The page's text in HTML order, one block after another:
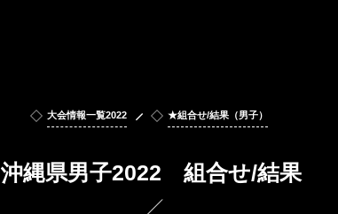
大会情報一覧2022 ★組合せ/結果（男子）
沖縄県男子2022 組合せ/結果